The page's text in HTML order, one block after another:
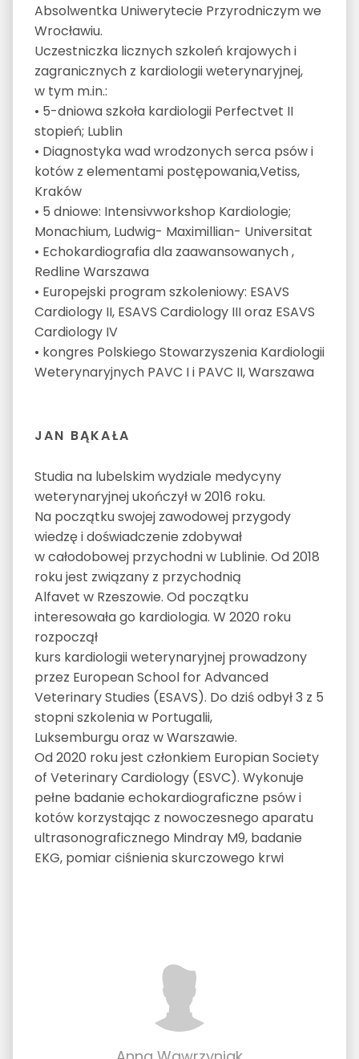
Absolwentka Uniwerytecie Przyrodniczym we
Wrocławiu.
Uczestniczka licznych szkoleń krajowych i
zagranicznych z kardiologii weterynaryjnej,
w tym m.in.:
• 5-dniowa szkoła kardiologii Perfectvet II
stopień; Lublin
• Diagnostyka wad wrodzonych serca psów i
kotów z elementami postępowania,Vetiss,
Kraków
• 5 dniowe: Intensivworkshop Kardiologie;
Monachium, Ludwig- Maximillian- Universitat
• Echokardiografia dla zaawansowanych ,
Redline Warszawa
• Europejski program szkoleniowy: ESAVS
Cardiology II, ESAVS Cardiology III oraz ESAVS
Cardiology IV
• kongres Polskiego Stowarzyszenia Kardiologii
Weterynaryjnych PAVC I i PAVC II, Warszawa
JAN BĄKAŁA
Studia na lubelskim wydziale medycyny
weterynaryjnej ukończył w 2016 roku.
Na początku swojej zawodowej przygody
wiedzę i doświadczenie zdobywał
w całodobowej przychodni w Lublinie. Od 2018
roku jest związany z przychodnią
Alfavet w Rzeszowie. Od początku
interesowała go kardiologia. W 2020 roku
rozpoczął
kurs kardiologii weterynaryjnej prowadzony
przez European School for Advanced
Veterinary Studies (ESAVS). Do dziś odbył 3 z 5
stopni szkolenia w Portugalii,
Luksemburgu oraz w Warszawie.
Od 2020 roku jest członkiem Europian Society
of Veterinary Cardiology (ESVC). Wykonuje
pełne badanie echokardiograficzne psów i
kotów korzystając z nowoczesnego aparatu
ultrasonograficznego Mindray M9, badanie
EKG, pomiar ciśnienia skurczowego krwi